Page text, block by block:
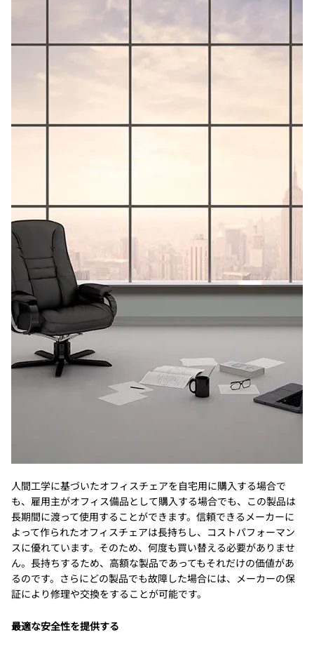
人間工学に基づいたオフィスチェアを自宅用に購入する場合で
も、雇用主がオフィス備品として購入する場合でも、この製品は
長期間に渡って使用することができます。信頼できるメーカーに
よって作られたオフィスチェアは長持ちし、コストパフォーマン
スに優れています。そのため、何度も買い替える必要がありませ
ん。長持ちするため、高額な製品であってもそれだけの価値があ
るのです。さらにどの製品でも故障した場合には、メーカーの保
証により修理や交換をすることが可能です。
最適な安全性を提供する